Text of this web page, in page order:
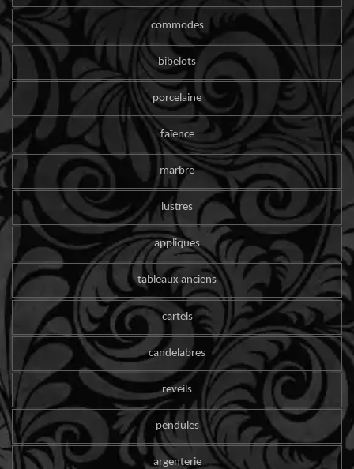
commodes
bibelots
porcelaine
faïence
marbre
lustres
appliques
tableaux anciens
cartels
candelabres
reveils
pendules
argenterie